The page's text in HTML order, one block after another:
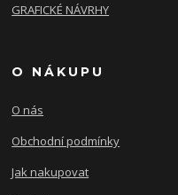
GRAFICKÉ NÁVRHY
O NÁKUPU
O nás
Obchodní podmínky
Jak nakupovat